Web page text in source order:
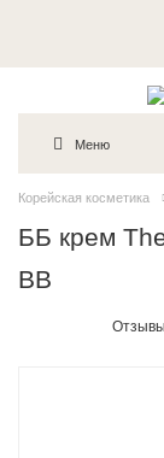
Меню
Корейская косметика
ББ крем
BB